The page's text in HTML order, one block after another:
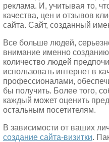
реклама. И, учитывая то,
качества, цен и отзывов
сайта. Сайт, созданный
Все больше людей,
внимание именно
количество людей
использовать интернет в
профессионалами,
бы получить. Более того,
каждый может оценить
остальным посетителям.
В зависимости от ваших
создание сайта-визитки.